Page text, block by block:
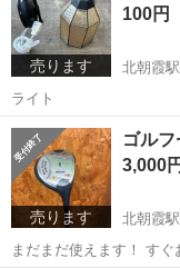
売ります
100円
北朝霞駅
ライト
埼玉 朝霞市
売ります
ゴル
3,000円
北朝霞駅
まだまだ使えます！ すぐ